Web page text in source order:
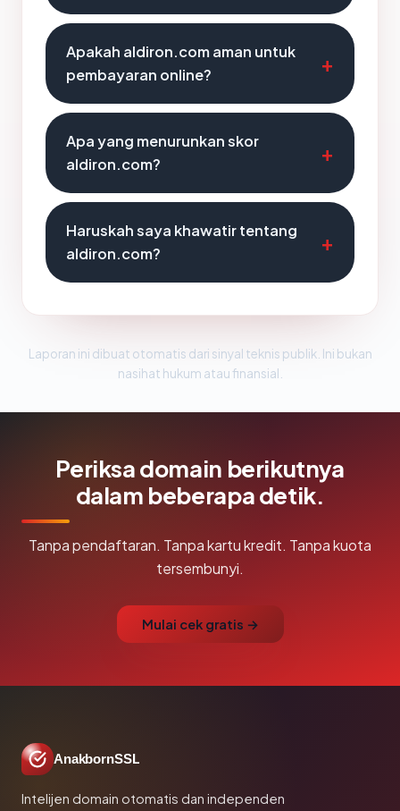
Apakah aldiron.com aman untuk
pembayaran online?
Apa yang menurunkan skor
aldiron.com?
Haruskah saya khawatir tentang
aldiron.com?
Laporan ini dibuat otomatis dari sinyal teknis publik. Ini bukan
nasihat hukum atau finansial.
Periksa domain berikutnya
dalam beberapa detik.
Tanpa pendaftaran. Tanpa kartu kredit. Tanpa kuota
tersembunyi.
Mulai cek gratis →
AnakbornSSL
Intelijen domain otomatis dan independen